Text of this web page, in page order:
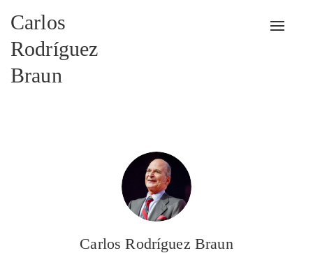
Carlos
Rodríguez
Braun
Carlos Rodríguez Braun